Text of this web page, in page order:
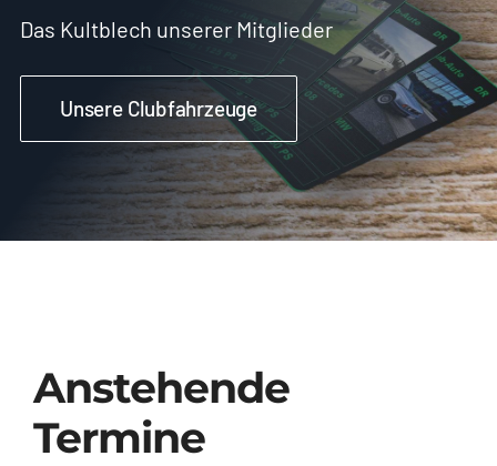
Das Kultblech unserer Mitglieder
Unsere Clubfahrzeuge
Anstehende
Termine